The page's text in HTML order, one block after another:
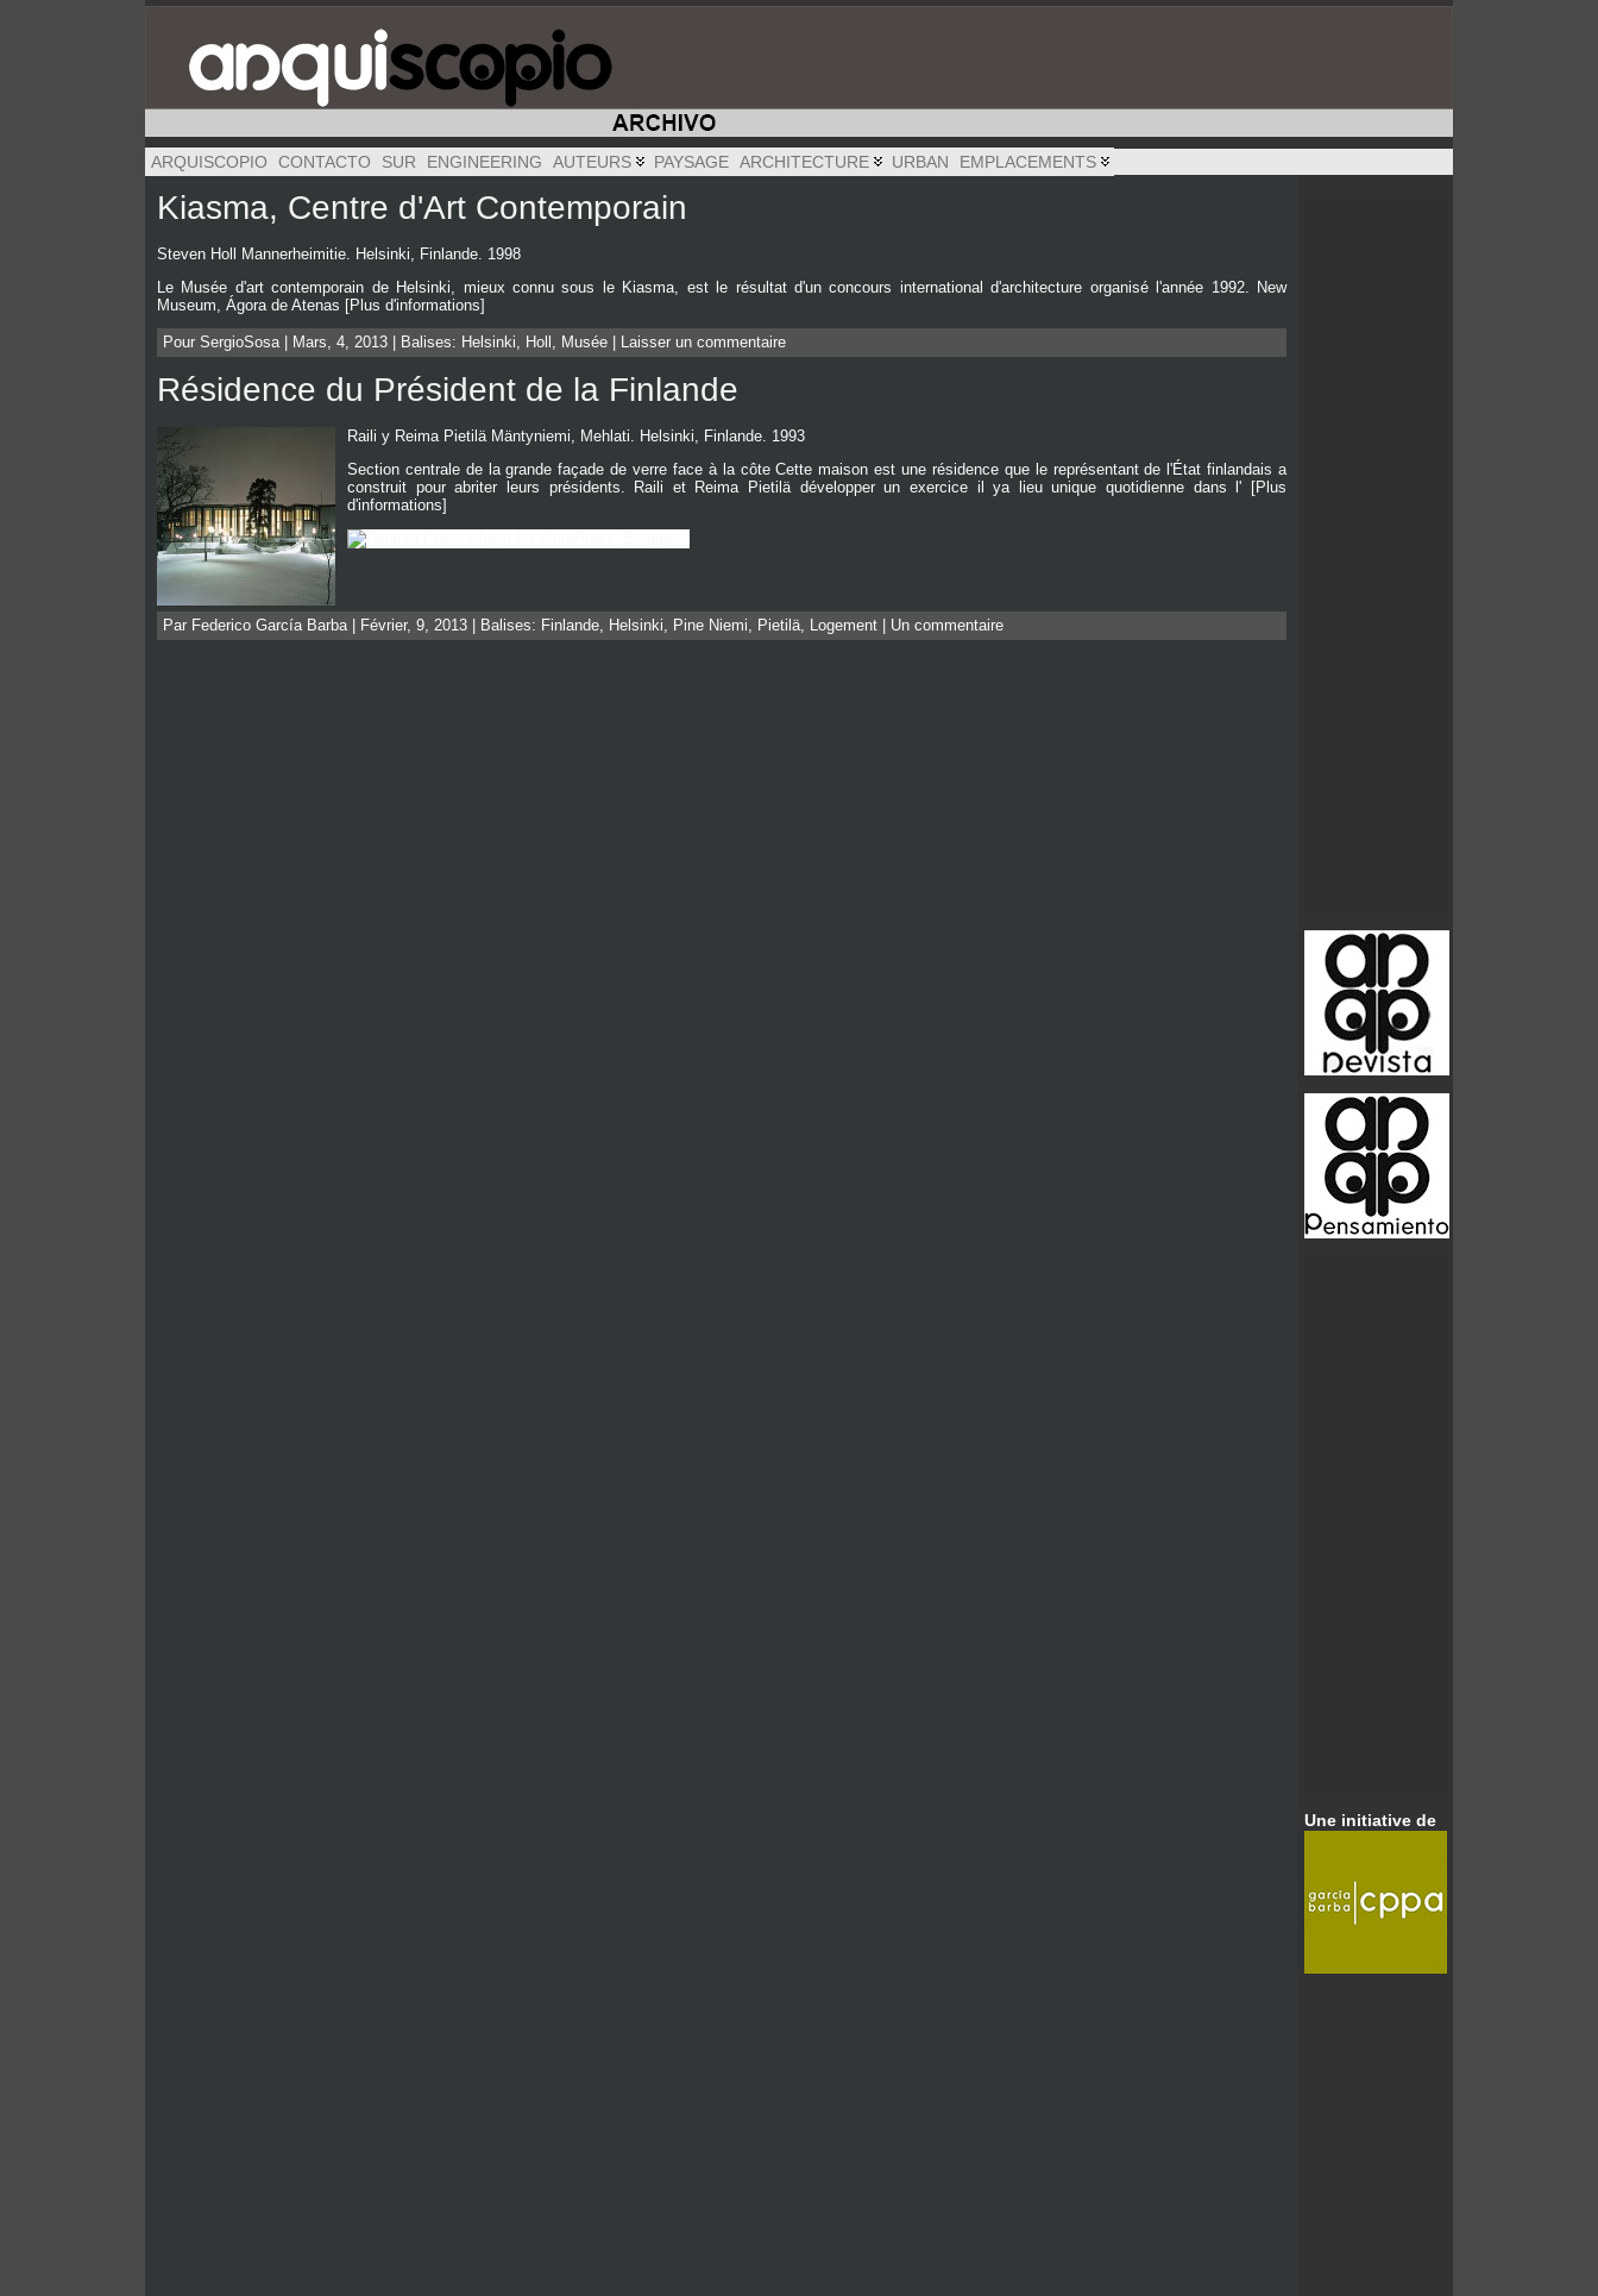
ARQUISCOPIO CONTACTO SUR ENGINEERING AUTEURS PAYSAGE ARCHITECTURE URBAN EMPLACEMENTS
Kiasma, Centre d'Art Contemporain
Steven Holl Mannerheimitie. Helsinki, Finlande. 1998
Le Musée d'art contemporain de Helsinki, mieux connu sous le Kiasma, est le résultat d'un concours international d'architecture organisé l'année 1992. New
Museum, Ágora de Atenas [Plus d'informations]
Pour SergioSosa | Mars, 4, 2013 | Balises: Helsinki, Holl , Musée Laisser un commentaire
Résidence du Président de la Finlande
Raili y Reima Pietilä Mäntyniemi, Mehlati. Helsinki, Finlande. 1993
Section centrale de la grande façade de verre face à la côte Cette maison est une résidence que le représentant de l'État finlandais a
construit pour abriter leurs présidents. Raili et Reima Pietilä développer un exercice il ya lieu unique quotidienne dans l' [Plus
d'informations]
Par Federico García Barba | Février, 9, 2013 | Balises: Finlande, Helsinki, Pine Niemi, Pietilä, Logement Un commentaire
Une initiative de